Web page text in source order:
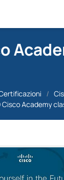
/
Cisco Academy